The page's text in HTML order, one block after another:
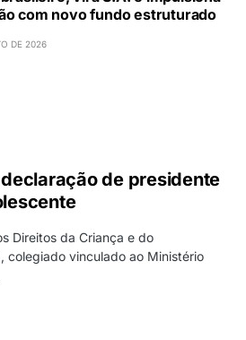
com novo fundo estruturado
DE 2026
de presidente
Direitos da Criança e do
colegiado vinculado ao Ministério